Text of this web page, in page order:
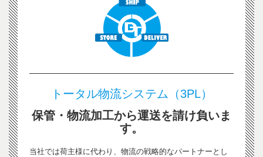
トータル物流システム（3PL）
保管・物流加工から運送を請け負いま
す。
当社では荷主様に代わり、物流の戦略的なパートナーとし